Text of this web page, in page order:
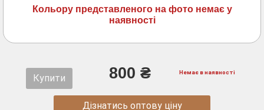
Кольору представленого на фото немає у
наявності
Купити 800 ₴ Немає в наявності
Дізнатись оптову ціну